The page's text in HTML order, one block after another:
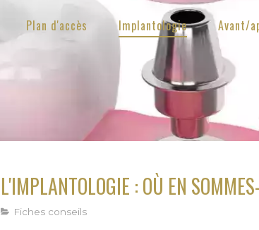
Plan d'accès Implantologie Avant/
L'IMPLANTOLOGIE : OÙ EN
Fiches conseils